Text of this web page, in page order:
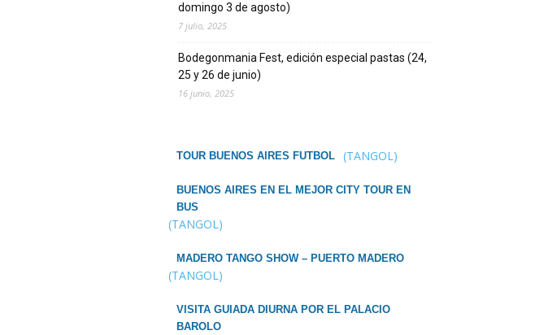
domingo 3 de agosto)
7 julio, 2025
Bodegonmania Fest, edición especial pastas (24,
25 y 26 de junio)
16 junio, 2025
TOUR BUENOS AIRES FUTBOL (TANGOL)
BUENOS AIRES EN EL MEJOR CITY TOUR EN
BUS
(TANGOL)
MADERO TANGO SHOW – PUERTO MADERO
(TANGOL)
VISITA GUIADA DIURNA POR EL PALACIO
BAROLO